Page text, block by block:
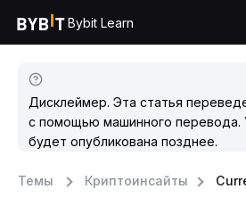
Bybit Learn
Дисклеймер. Эта статья
с помощью машинного перевода.
будет опубликована позднее.
Темы Криптоинсайты